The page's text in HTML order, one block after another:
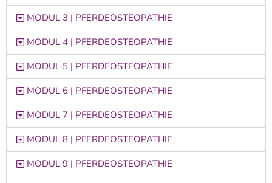
MODUL 3 | PFERDEOSTEOPATHIE
MODUL 4 | PFERDEOSTEOPATHIE
MODUL 5 | PFERDEOSTEOPATHIE
MODUL 6 | PFERDEOSTEOPATHIE
MODUL 7 | PFERDEOSTEOPATHIE
MODUL 8 | PFERDEOSTEOPATHIE
MODUL 9 | PFERDEOSTEOPATHIE